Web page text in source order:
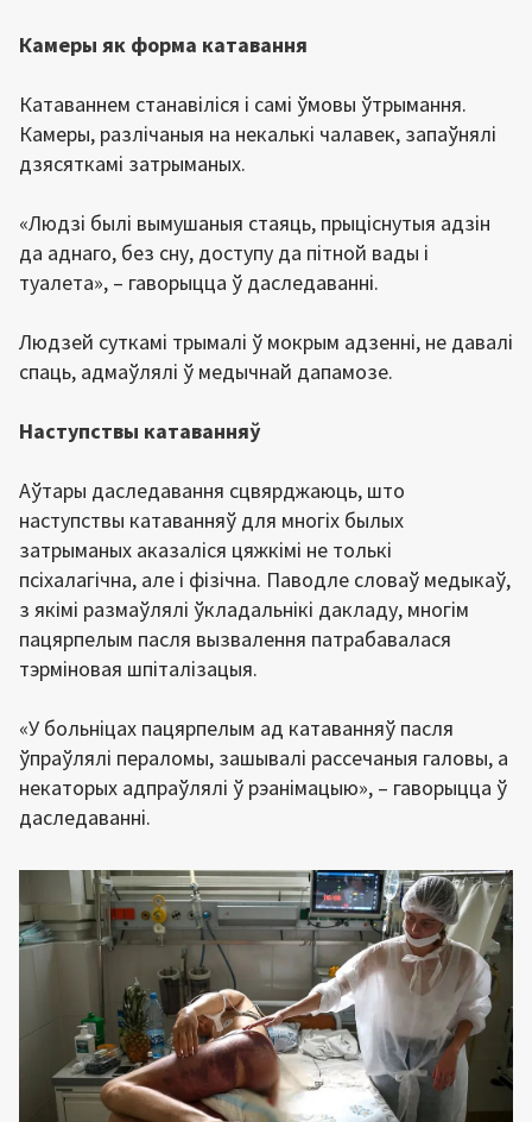
Камеры як форма катавання
Катаваннем станавіліся і самі ўмовы ўтрымання.
Камеры, разлічаныя на некалькі чалавек, запаўнялі
дзясяткамі затрыманых.
«Людзі былі вымушаныя стаяць, прыціснутыя адзін
да аднаго, без сну, доступу да пітной вады і
туалета», – гаворыцца ў даследаванні.
Людзей суткамі трымалі ў мокрым адзенні, не давалі
спаць, адмаўлялі ў медычнай дапамозе.
Наступствы катаванняў
Аўтары даследавання сцвярджаюць, што
наступствы катаванняў для многіх былых
затрыманых аказаліся цяжкімі не толькі
псіхалагічна, але і фізічна. Паводле словаў медыкаў,
з якімі размаўлялі ўкладальнікі дакладу, многім
пацярпелым пасля вызвалення патрабавалася
тэрміновая шпіталізацыя.
«У больніцах пацярпелым ад катаванняў пасля
ўпраўлялі пераломы, зашывалі рассечаныя галовы, а
некаторых адпраўлялі ў рэанімацыю», – гаворыцца ў
даследаванні.